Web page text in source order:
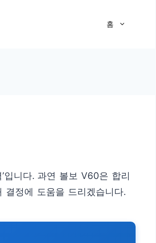
홈
입니다. 과연 볼보 V60은 합리
정에 도움을 드리겠습니다.